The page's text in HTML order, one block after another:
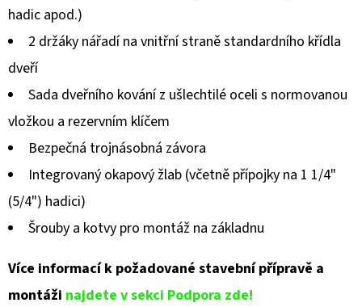
hvězdiček.
hadic apod.)
2 držáky nářadí na vnitřní straně standardního křídla
dveří
Sada dveřního kování z ušlechtilé oceli s normovanou
vložkou a rezervním klíčem
Bezpečná trojnásobná závora
Integrovaný okapový žlab (včetně přípojky na 1 1/4"
(5/4") hadici)
Šrouby a kotvy pro montáž na základnu
Více informací k požadované stavební přípravě a
montáži najdete v sekci Podpora zde!